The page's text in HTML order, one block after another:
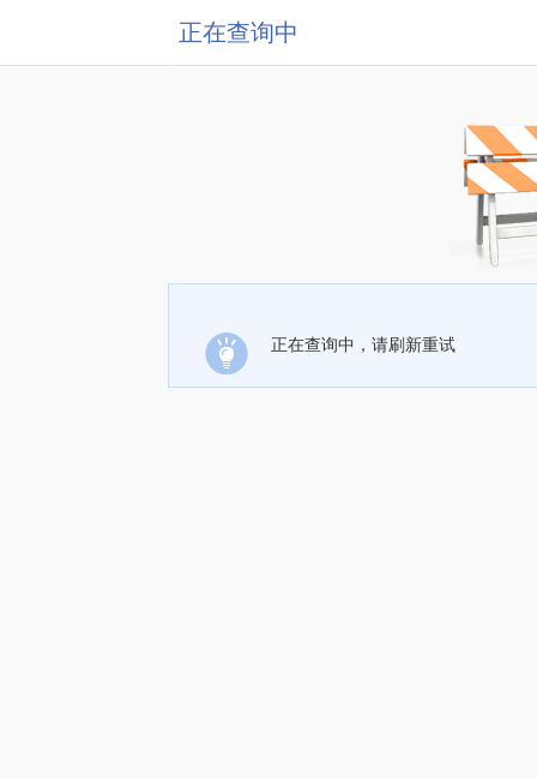
正在查询中
正在查询中，请刷新重试